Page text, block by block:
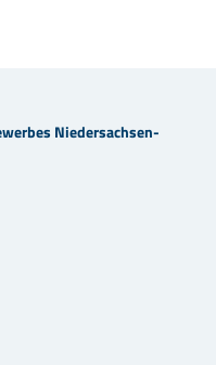
Niedersachsen-